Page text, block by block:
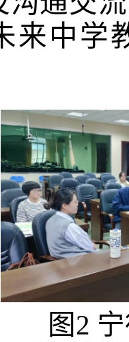
来中学
图2